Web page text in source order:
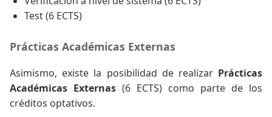
Test (6 ECTS)
Prácticas Académicas Externas
Asimismo, existe la posibilidad de realizar Prácticas
Académicas Externas (6 ECTS) como parte de los
créditos optativos.